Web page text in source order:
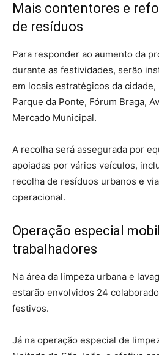
Mais contentores e
de resíduos
Para responder ao aumento da
durante as festividades, serão
em locais estratégicos da cidade,
Parque da Ponte, Fórum Braga,
Mercado Municipal.
A recolha será assegurada por
apoiadas por vários veículos,
recolha de resíduos urbanos e
operacional.
Operação especial
trabalhadores
Na área da limpeza urbana e
estarão envolvidos 24
festivos.
Já na operação especial de